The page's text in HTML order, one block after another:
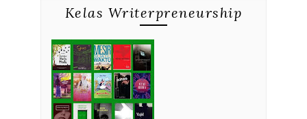
Kelas Writerpreneurship